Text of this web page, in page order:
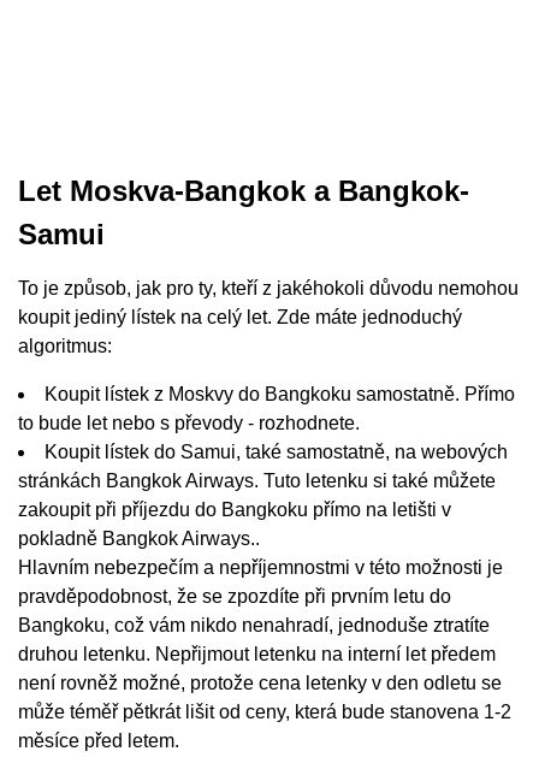
Let Moskva-Bangkok a Bangkok-
Samui
To je způsob, jak pro ty, kteří z jakéhokoli důvodu nemohou
koupit jediný lístek na celý let. Zde máte jednoduchý
algoritmus:
Koupit lístek z Moskvy do Bangkoku samostatně. Přímo
to bude let nebo s převody - rozhodnete.
Koupit lístek do Samui, také samostatně, na webových
stránkách Bangkok Airways. Tuto letenku si také můžete
zakoupit při příjezdu do Bangkoku přímo na letišti v
pokladně Bangkok Airways..
Hlavním nebezpečím a nepříjemnostmi v této možnosti je
pravděpodobnost, že se zpozdíte při prvním letu do
Bangkoku, což vám nikdo nenahradí, jednoduše ztratíte
druhou letenku. Nepřijmout letenku na interní let předem
není rovněž možné, protože cena letenky v den odletu se
může téměř pětkrát lišit od ceny, která bude stanovena 1-2
měsíce před letem.